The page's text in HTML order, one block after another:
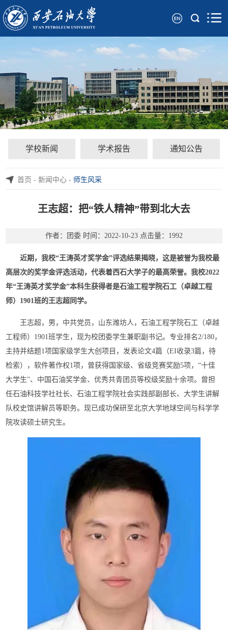
学校新闻 学术报告 通知公告
首页-新闻中心- 师生风采
王志超：把“铁人精神”带到北大去
作者：团委 时间：2022-10-23 点击量： 1992
近期，我校“王涛英才奖学金”评选结果揭晓，这是被誉为我校最
高层次的奖学金评选活动，代表着西石大学子的最高荣誉。我校2022
年“王涛英才奖学金”本科生获得者是石油工程学院石工（卓越工程
师）1901班的王志超同学。
王志超，男，中共党员，山东潍坊人，石油工程学院石工（卓越
工程师）1901班学生，现为校团委学生兼职副书记。专业排名2/180，
主持并结题1项国家级学生大创项目，发表论文4篇（EI收录3篇，待
检索），软件著作权1项，曾获得国家级、省级竞赛奖励5项，“十佳
大学生”、中国石油奖学金、优秀共青团员等校级奖励十余项。曾担
任石油科技学社社长、石油工程学院社会实践部副部长、大学生讲解
队校史馆讲解员等职务。现已成功保研至北京大学地球空间与科学学
院攻读硕士研究生。